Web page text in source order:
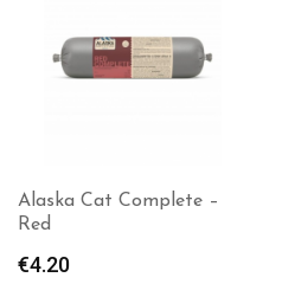
Alaska Cat Complete –
Red
€4.20